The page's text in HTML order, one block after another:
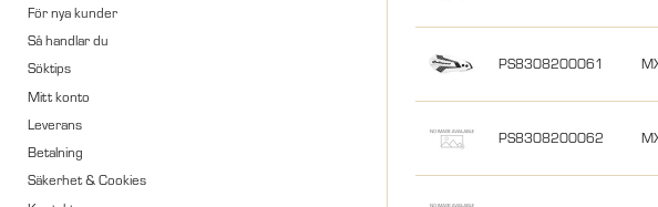
För nya kunder
Så handlar du
Söktips
Mitt konto
Leverans
Betalning
Säkerhet & Cookies
PS8308200061
PS8308200062